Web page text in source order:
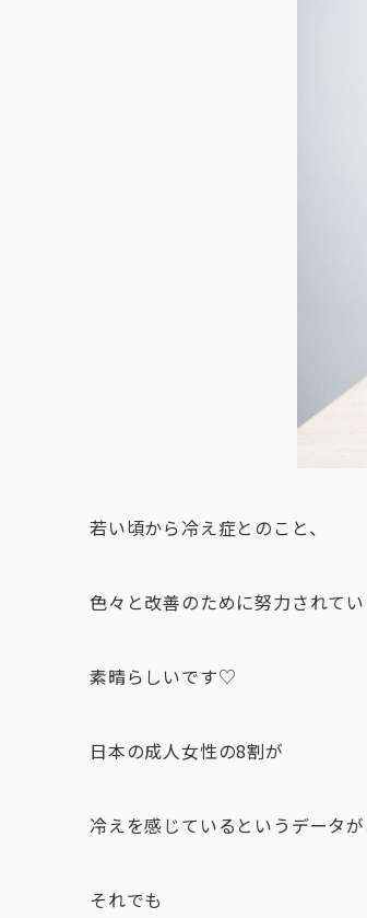
若い頃から冷え症とのこと、
色々と改善のために努力されてい
素晴らしいです♡
日本の成人女性の8割が
冷えを感じているというデータが
それでも